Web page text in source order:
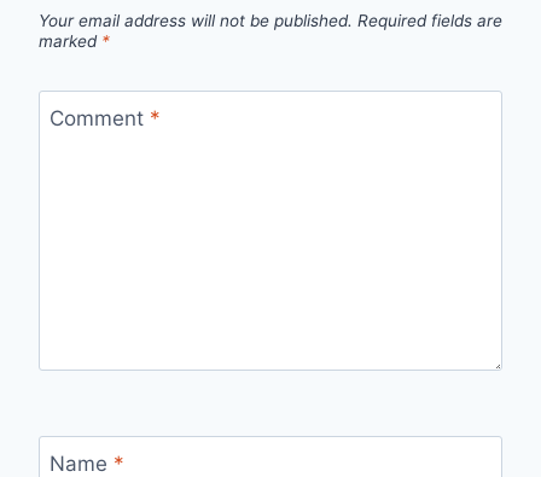
Your email address will not be published. Required fields are
marked *
Comment *
Name *